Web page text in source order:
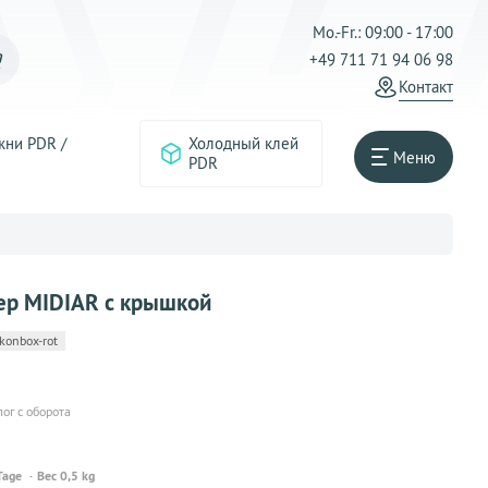
Mo.-Fr.: 09:00 - 17:00
+49 711 71 94 06 98
Контакт
PDR /
Холодный клей
PDR
Меню
MIDIAR с крышкой
rot
с оборота
Вес 0,5 kg